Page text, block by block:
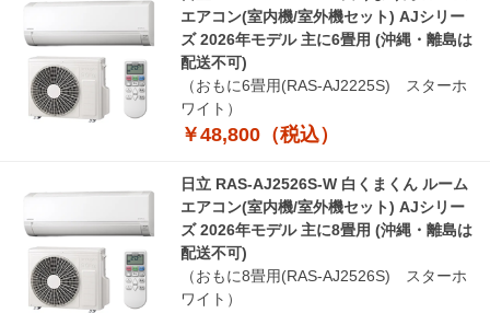
エアコン(室内機/室外機セット) AJシリー
ズ 2026年モデル 主に6畳用 (沖縄・離島は
配送不可)
（おもに6畳用(RAS-AJ2225S) スターホ
ワイト）
￥48,800（税込）
日立 RAS-AJ2526S-W 白くまくん ルーム
エアコン(室内機/室外機セット) AJシリー
ズ 2026年モデル 主に8畳用 (沖縄・離島は
配送不可)
（おもに8畳用(RAS-AJ2526S) スターホ
ワイト）